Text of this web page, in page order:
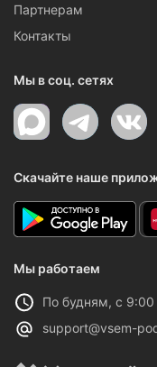
Партнерам
Контакты
Мы в соц. сетях
Скачайте наше
Мы работаем
По будням, с
support@vsem-